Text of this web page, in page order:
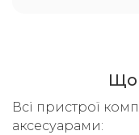
Що
Всі пристрої
аксесуарами: